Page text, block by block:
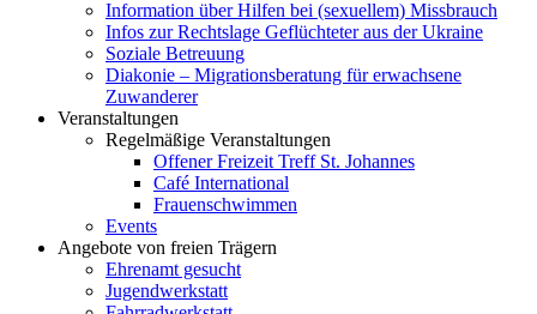
Information über Hilfen bei (sexuellem) Missbrauch
Infos zur Rechtslage Geflüchteter aus der Ukraine
Soziale Betreuung
Diakonie – Migrationsberatung für erwachsene
Zuwanderer
Veranstaltungen
Regelmäßige Veranstaltungen
Offener Freizeit Treff St. Johannes
Café International
Frauenschwimmen
Events
Angebote von freien Trägern
Ehrenamt gesucht
Jugendwerkstatt